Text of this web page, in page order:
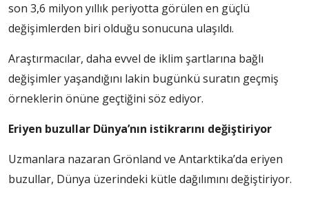
son 3,6 milyon yıllık periyotta görülen en güçlü
değişimlerden biri olduğu sonucuna ulaşıldı.
Araştırmacılar, daha evvel de iklim şartlarına bağlı
değişimler yaşandığını lakin bugünkü suratın geçmiş
örneklerin önüne geçtiğini söz ediyor.
Eriyen buzullar Dünya’nın istikrarını değiştiriyor
Uzmanlara nazaran Grönland ve Antarktika’da eriyen
buzullar, Dünya üzerindeki kütle dağılımını değiştiriyor.